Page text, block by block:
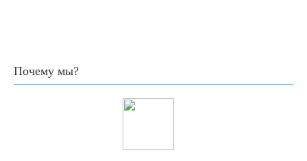
Почему мы?